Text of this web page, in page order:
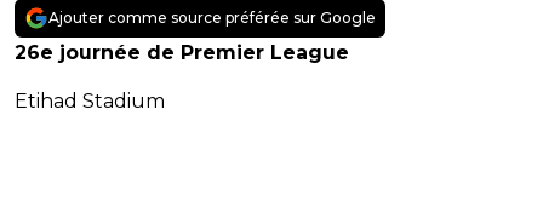
Ajouter comme source préférée sur Google
26e journée de Premier League
Etihad Stadium